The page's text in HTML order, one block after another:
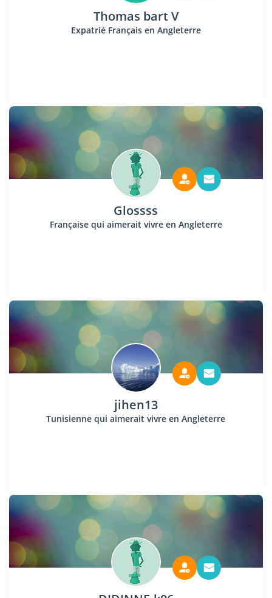
Thomas bart V
Expatrié Français en Angleterre
Glossss
Française qui aimerait vivre en Angleterre
jihen13
Tunisienne qui aimerait vivre en Angleterre